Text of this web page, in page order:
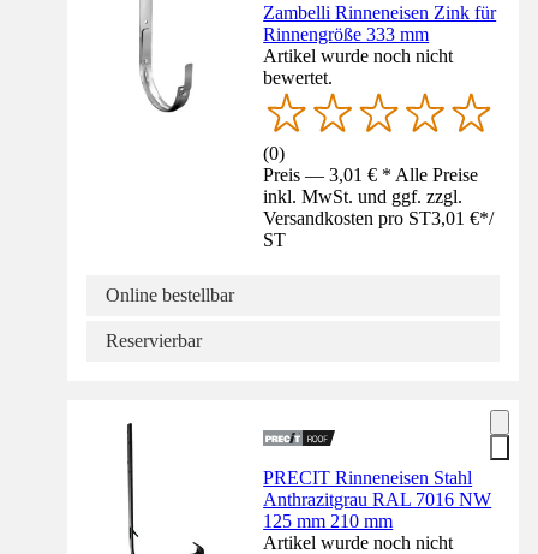
Zambelli Rinneneisen Zink für
Rinnengröße 333 mm
Artikel wurde noch nicht
bewertet.
(0)
Preis — 3,01 € * Alle Preise
inkl. MwSt. und ggf. zzgl.
Versandkosten pro ST3,01 €*/
ST
Online bestellbar
Reservierbar
PRECIT Rinneneisen Stahl
Anthrazitgrau RAL 7016 NW
125 mm 210 mm
Artikel wurde noch nicht